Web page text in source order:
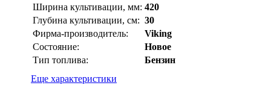
Ширина культивации, мм: 420
Глубина культивации, см: 30
Фирма-производитель:
Viking
Состояние:
Новое
Тип топлива:
Бензин
Еще характеристики